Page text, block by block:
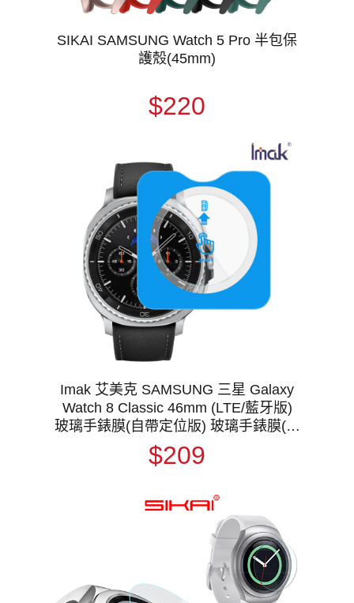
SIKAI SAMSUNG Watch 5 Pro 半包保
護殼(45mm)
$220
Imak 艾美克 SAMSUNG 三星 Galaxy
Watch 8 Classic 46mm (LTE/藍牙版)
玻璃手錶膜(自帶定位版) 玻璃手錶膜(自
帶定位版) 保護貼 玻璃貼 手表保護貼
$209